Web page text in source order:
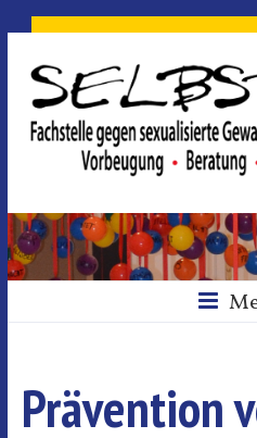
Prävention